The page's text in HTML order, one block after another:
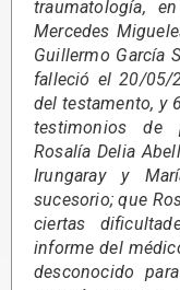
traumatología,
Mercedes
Guillermo García
falleció el 20/05/
del testamento, y
testimonios de
Rosalía Delia
Irungaray y
sucesorio; que
ciertas
informe del
desconocido